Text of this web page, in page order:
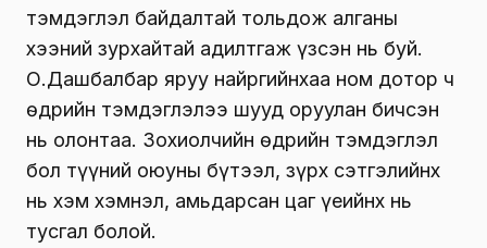
тэмдэглэл байдалтай тольдож алганы
хээний зурхайтай адилтгаж үзсэн нь буй.
О.Дашбалбар яруу найргийнхаа ном дотор ч
өдрийн тэмдэглэлээ шууд оруулан бичсэн
нь олонтаа. Зохиолчийн өдрийн тэмдэглэл
бол түүний оюуны бүтээл, зүрх сэтгэлийнх
нь хэм хэмнэл, амьдарсан цаг үеийнх нь
тусгал болой.